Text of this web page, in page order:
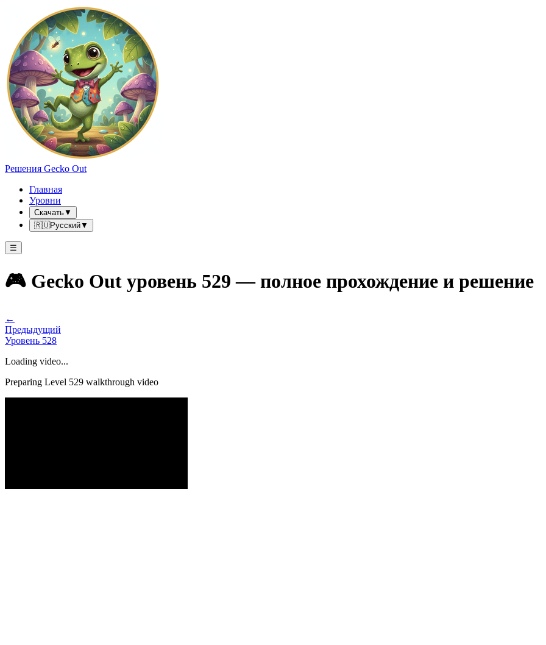
Решения Gecko Out
Главная
Уровни
Скачать▼
🇷🇺Русский▼
☰
🎮 Gecko Out уровень 529 — полное прохождение и решение
←
Предыдущий
Уровень 528
Loading video...
Preparing Level 529 walkthrough video